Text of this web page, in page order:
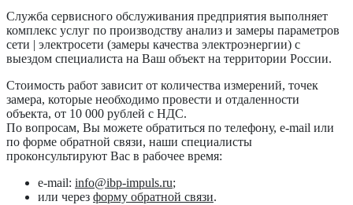
Служба сервисного обслуживания предприятия выполняет
комплекс услуг по производству анализ и замеры параметров
сети | электросети (замеры качества электроэнергии) с
выездом специалиста на Ваш объект на территории России.
Стоимость работ зависит от количества измерений, точек
замера, которые необходимо провести и отдаленности
объекта, от 10 000 рублей с НДС.
По вопросам, Вы можете обратиться по телефону, e-mail или
по форме обратной связи, наши специалисты
проконсультируют Вас в рабочее время:
e-mail: info@ibp-impuls.ru;
или через форму обратной связи.